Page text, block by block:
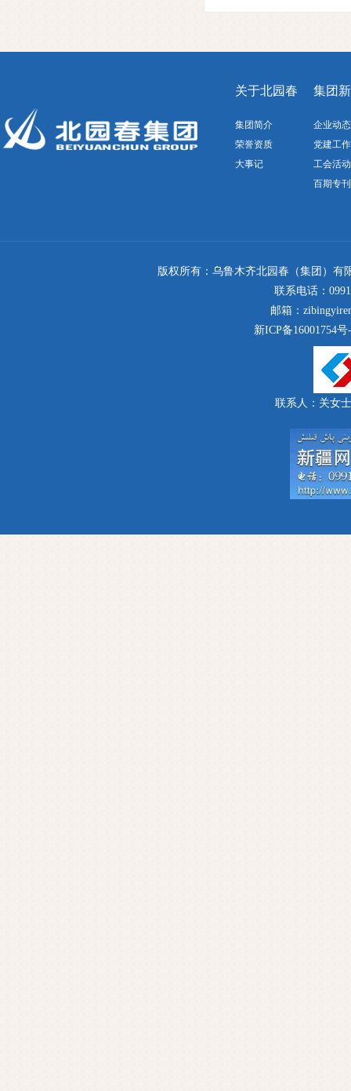
关于北园春
集团简介
荣誉资质
大事记
集团
企业动态
党建工作
工会活动
百期专刊
版权所有：乌鲁木齐北园春（集团）有
联系电话：
邮箱：
新ICP备16001754号
联系人：关女